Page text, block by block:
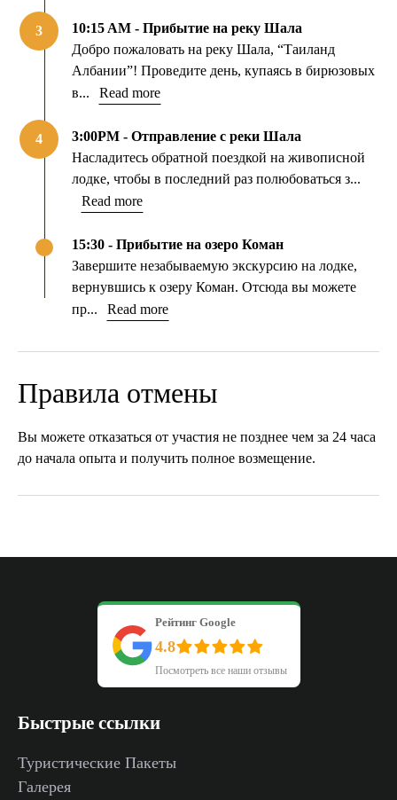
3
10:15 AM - Прибытие на реку Шала
Добро пожаловать на реку Шала, “Таиланд
Албании”! Проведите день, купаясь в бирюзовых
в...
Read more
4
3:00PM - Отправление с реки Шала
Насладитесь обратной поездкой на живописной
лодке, чтобы в последний раз полюбоваться з...
Read more
15:30 - Прибытие на озеро Коман
Завершите незабываемую экскурсию на лодке,
вернувшись к озеру Коман. Отсюда вы можете
пр...
Read more
Правила отмены
Вы можете отказаться от участия не позднее чем за 24 часа
до начала опыта и получить полное возмещение.
Рейтинг Google
4.8
Посмотреть все наши отзывы
Быстрые ссылки
Туристические Пакеты
Галерея